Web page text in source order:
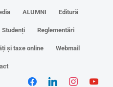
ALUMNI Editură
Studenți Reglementări
și taxe online Webmail